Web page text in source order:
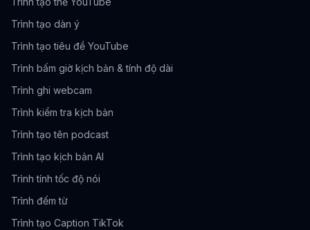
Trình tạo dàn ý
Trình tạo tiêu đề YouTube
Trình bấm giờ kịch bản & tính độ dài
Trình ghi webcam
Trình kiểm tra kịch bản
Trình tạo tên podcast
Trình tạo kịch bản AI
Trình tính tốc độ nói
Trình đếm từ
Trình tạo Caption TikTok